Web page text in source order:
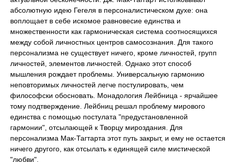
абсолютную идею Гегеля в персоналистическом духе: она
воплощает в себе искомое равновесие единства и
множественности как гармоническая система соотносящихся
между собой личностных центров самосознания. Для такого
персонализма не существует ничего, кроме личностей, групп
личностей, элементов личностей. Однако этот способ
мышления рождает проблемы. Универсальную гармонию
неповторимых личностей легче постулировать, чем
философски обосновать. Монадология Лейбница - ярчайшее
тому подтверждение. Лейбниц решал проблему мирового
единства с помощью постулата "предустановленной
гармонии", отсылающей к Творцу мироздания. Для
персонализма Мак-Тагтарта этот путь закрыт, и ему не остается
ничего другого, как отсылать к единящей силе мистической
"любви".